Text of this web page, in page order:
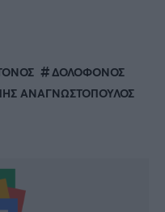
ΔΟΛΟΦΟΝΟΣ
ΑΝΑΓΝΩΣΤΟΠΟΥΛΟΣ